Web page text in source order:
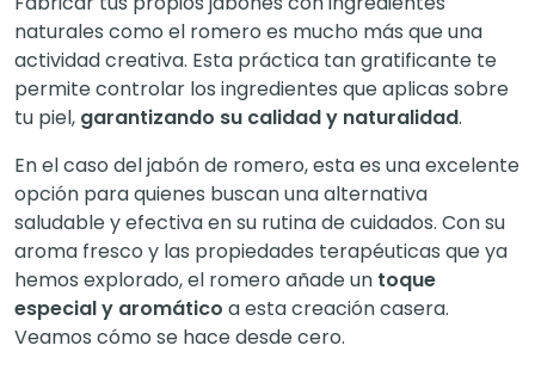
naturales como el romero es mucho más que una
actividad creativa. Esta práctica tan gratificante te
permite controlar los ingredientes que aplicas sobre
tu piel, garantizando su calidad y naturalidad.
En el caso del jabón de romero, esta es una excelente
opción para quienes buscan una alternativa
saludable y efectiva en su rutina de cuidados. Con su
aroma fresco y las propiedades terapéuticas que ya
hemos explorado, el romero añade un toque
especial y aromático a esta creación casera.
Veamos cómo se hace desde cero.